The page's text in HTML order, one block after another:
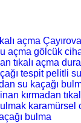
açma
açma gölcük
tıkalı açma
tespit pelitli
su kaçağı
kırmadan
karamürsel
bulma